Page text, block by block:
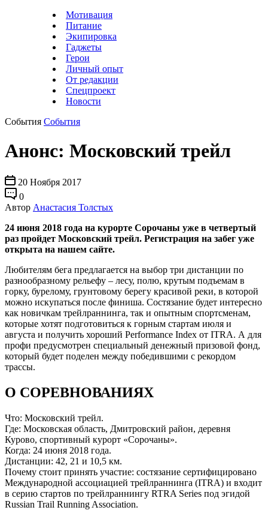
Мотивация
Питание
Экипировка
Гаджеты
Герои
Личный опыт
От редакции
Спецпроект
Новости
События События
Анонс: Московский трейл
20 Ноября 2017
0
Автор Анастасия Толстых
24 июня 2018 года на курорте Сорочаны уже в четвертый
раз пройдет Московский трейл. Регистрация на забег уже
открыта на нашем сайте.
Любителям бега предлагается на выбор три дистанции по
разнообразному рельефу – лесу, полю, крутым подъемам в
горку, бурелому, грунтовому берегу красивой реки, в которой
можно искупаться после финиша. Состязание будет интересно
как новичкам трейлраннинга, так и опытным спортсменам,
которые хотят подготовиться к горным стартам июля и
августа и получить хороший Performance Index от ITRA. А для
профи предусмотрен специальный денежный призовой фонд,
который будет поделен между победившими с рекордом
трассы.
О СОРЕВНОВАНИЯХ
Что: Московский трейл.
Где: Московская область, Дмитровский район, деревня
Курово, спортивный курорт «Сорочаны».
Когда: 24 июня 2018 года.
Дистанции: 42, 21 и 10,5 км.
Почему стоит принять участие: состязание сертифицировано
Международной ассоциацией трейлраннинга (ITRA) и входит
в серию стартов по трейлраннингу RTRA Series под эгидой
Russian Trail Running Association.